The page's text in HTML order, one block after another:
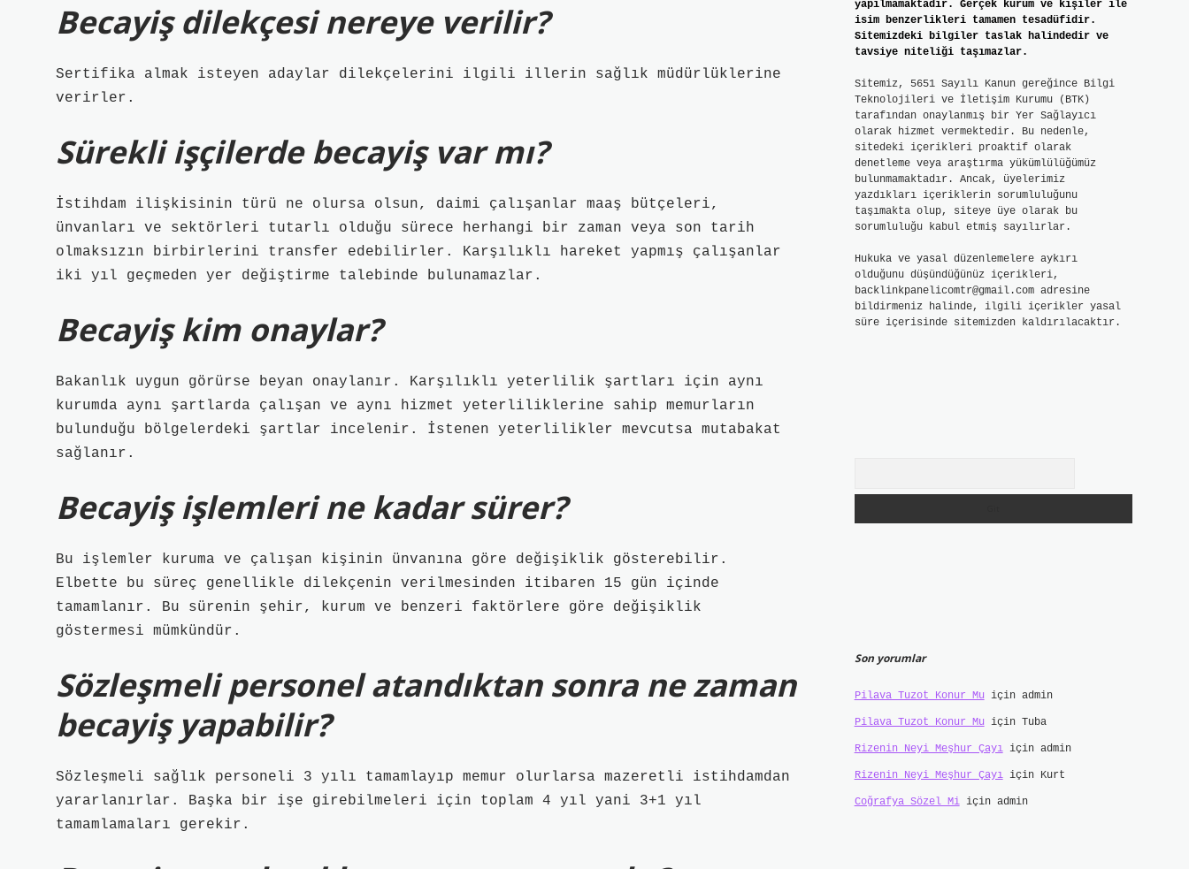
Becayiş dilekçesi nereye verilir?
Sertifika almak isteyen adaylar dilekçelerini ilgili illerin sağlık müdürlüklerine
verirler.
Sürekli işçilerde becayiş var mı?
İstihdam ilişkisinin türü ne olursa olsun, daimi çalışanlar maaş bütçeleri,
ünvanları ve sektörleri tutarlı olduğu sürece herhangi bir zaman veya son tarih
olmaksızın birbirlerini transfer edebilirler. Karşılıklı hareket yapmış çalışanlar
iki yıl geçmeden yer değiştirme talebinde bulunamazlar.
Becayiş kim onaylar?
Bakanlık uygun görürse beyan onaylanır. Karşılıklı yeterlilik şartları için aynı
kurumda aynı şartlarda çalışan ve aynı hizmet yeterliliklerine sahip memurların
bulunduğu bölgelerdeki şartlar incelenir. İstenen yeterlilikler mevcutsa mutabakat
sağlanır.
Becayiş işlemleri ne kadar sürer?
Bu işlemler kuruma ve çalışan kişinin ünvanına göre değişiklik gösterebilir.
Elbette bu süreç genellikle dilekçenin verilmesinden itibaren 15 gün içinde
tamamlanır. Bu sürenin şehir, kurum ve benzeri faktörlere göre değişiklik
göstermesi mümkündür.
Sözleşmeli personel atandıktan sonra ne zaman
becayiş yapabilir?
Sözleşmeli sağlık personeli 3 yılı tamamlayıp memur olurlarsa mazeretli istihdamdan
yararlanırlar. Başka bir işe girebilmeleri için toplam 4 yıl yani 3+1 yıl
tamamlamaları gerekir.
yapılmamaktadır. Gerçek kurum ve kişiler ile
isim benzerlikleri tamamen tesadüfidir.
Sitemizdeki bilgiler taslak halindedir ve
tavsiye niteliği taşımazlar.
Sitemiz, 5651 Sayılı Kanun gereğince Bilgi
Teknolojileri ve İletişim Kurumu (BTK)
tarafından onaylanmış bir Yer Sağlayıcı
olarak hizmet vermektedir. Bu nedenle,
sitedeki içerikleri proaktif olarak
denetleme veya araştırma yükümlülüğümüz
bulunmamaktadır. Ancak, üyelerimiz
yazdıkları içeriklerin sorumluluğunu
taşımakta olup, siteye üye olarak bu
sorumluluğu kabul etmiş sayılırlar.
Hukuka ve yasal düzenlemelere aykırı
olduğunu düşündüğünüz içerikleri,
backlinkpanelicomtr@gmail.comadresine
bildirmeniz halinde, ilgili içerikler yasal
süre içerisinde sitemizden kaldırılacaktır.
Son yorumlar
Pilava Tuzot Konur Muiçin admin
Pilava Tuzot Konur Muiçin Tuba
Rizenin Neyi Meşhur Çayıiçin admin
Rizenin Neyi Meşhur Çayıiçin Kurt
Coğrafya Sözel Miiçin admin